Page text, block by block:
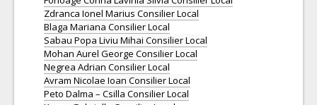
Zdranca Ionel Marius Consilier Local
Blaga Mariana Consilier Local
Sabau Popa Liviu Mihai Consilier Local
Mohan Aurel George Consilier Local
Negrea Adrian Consilier Local
Avram Nicolae Ioan Consilier Local
Peto Dalma – Csilla Consilier Local